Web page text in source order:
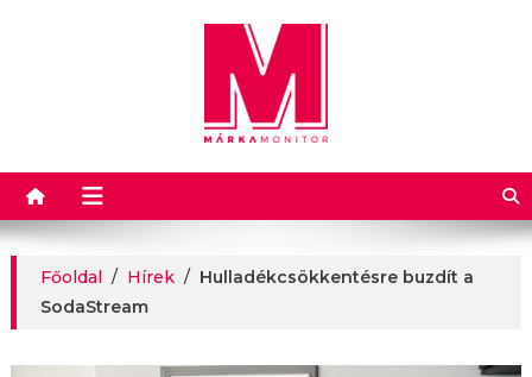
Márkamonitor
Főoldal / Hírek / Hulladékcsökkentésre buzdít a
SodaStream